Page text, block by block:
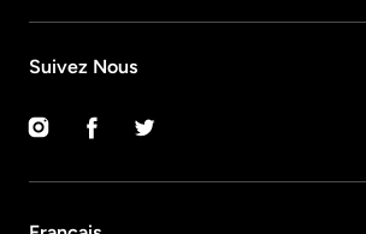
Suivez Nous
InstagramFacebookTwitter